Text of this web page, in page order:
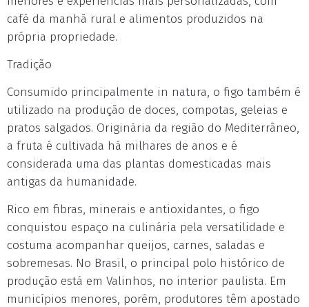
café da manhã rural e alimentos produzidos na
própria propriedade.
Tradição
Consumido principalmente in natura, o figo também é
utilizado na produção de doces, compotas, geleias e
pratos salgados. Originária da região do Mediterrâneo,
a fruta é cultivada há milhares de anos e é
considerada uma das plantas domesticadas mais
antigas da humanidade.
Rico em fibras, minerais e antioxidantes, o figo
conquistou espaço na culinária pela versatilidade e
costuma acompanhar queijos, carnes, saladas e
sobremesas. No Brasil, o principal polo histórico de
produção está em Valinhos, no interior paulista. Em
municípios menores, porém, produtores têm apostado